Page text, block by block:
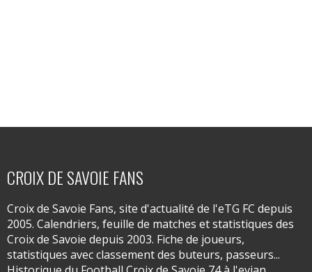
CROIX DE SAVOIE FANS
Croix de Savoie Fans, site d'actualité de l'eTG FC depuis
2005. Calendriers, feuille de matches et statistiques des
Croix de Savoie depuis 2003. Fiche de joueurs,
statistiques avec classement des buteurs, passeurs...